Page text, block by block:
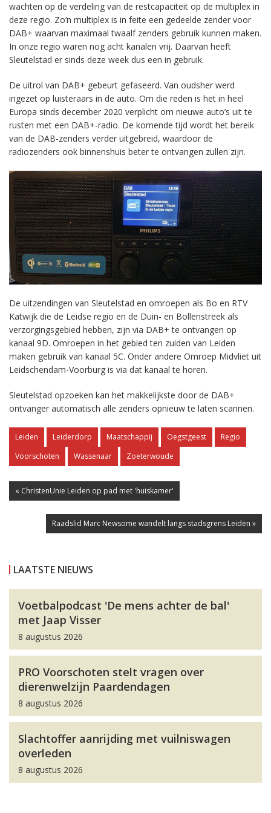
wachten op de verdeling van de restcapaciteit op de multiplex in
deze regio. Zo’n multiplex is in feite een gedeelde zender voor
DAB+ waarvan maximaal twaalf zenders gebruik kunnen maken.
In onze regio waren nog acht kanalen vrij. Daarvan heeft
Sleutelstad er sinds deze week dus een in gebruik.
De uitrol van DAB+ gebeurt gefaseerd. Van oudsher werd
ingezet op luisteraars in de auto. Om die reden is het in heel
Europa sinds december 2020 verplicht om nieuwe auto’s uit te
rusten met een DAB+-radio. De komende tijd wordt het bereik
van de DAB-zenders verder uitgebreid, waardoor de
radiozenders ook binnenshuis beter te ontvangen zullen zijn.
De uitzendingen van Sleutelstad en omroepen als Bo en RTV
Katwijk die de Leidse regio en de Duin- en Bollenstreek als
verzorgingsgebied hebben, zijn via DAB+ te ontvangen op
kanaal 9D. Omroepen in het gebied ten zuiden van Leiden
maken gebruik van kanaal 5C. Onder andere Omroep Midvliet uit
Leidschendam-Voorburg is via dat kanaal te horen.
Sleutelstad opzoeken kan het makkelijkste door de DAB+
ontvanger automatisch alle zenders opnieuw te laten scannen.
Leiden Leiderdorp Maatschappij Oegstgeest
Regio
Voorschoten
Wassenaar Zoeterwoude
« ChristenUnie Leiden op pad met 'huiskamer'
Raadslid Marc Newsome wandelt langs stadsgrens Leiden »
LAATSTE NIEUWS
Voetbalpodcast 'De mens achter de bal'
met Jaap Visser
8 augustus 2026
PRO Voorschoten stelt vragen over
dierenwelzijn Paardendagen
8 augustus 2026
Slachtoffer aanrijding met vuilniswagen
overleden
8 augustus 2026